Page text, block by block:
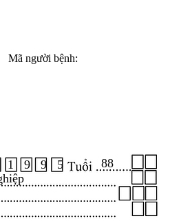
Mã người bệnh:
1 9 9 5 88